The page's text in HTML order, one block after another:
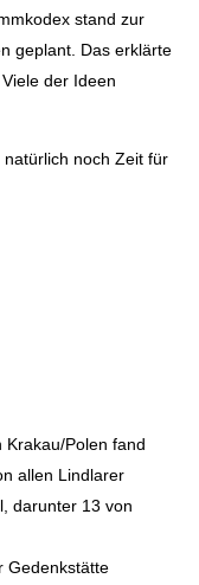
stand zur
geplant. Das erklärte
der Ideen
noch Zeit für
Krakau/Polen fand
allen Lindlarer
darunter 13 von
Gedenkstätte